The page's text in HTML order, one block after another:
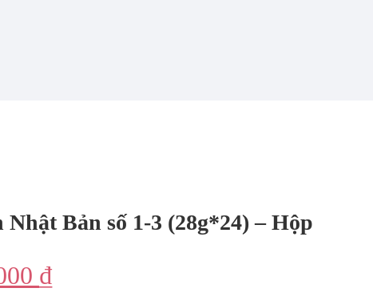
Bản số 1-3 (28g*24) – Hộp
₫Giá